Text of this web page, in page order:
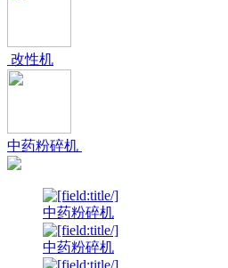
改性机
中药粉碎机
中药粉碎机
中药粉碎机